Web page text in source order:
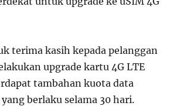
terima kasih kepada pelanggan
upgrade kartu 4G LTE
tambahan kuota data
berlaku selama 30 hari.